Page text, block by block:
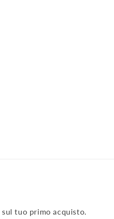
sul tuo primo acquisto.